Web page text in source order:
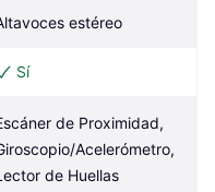
estéreo
Sí
de Proximidad,
Acelerómetro,
de Huellas